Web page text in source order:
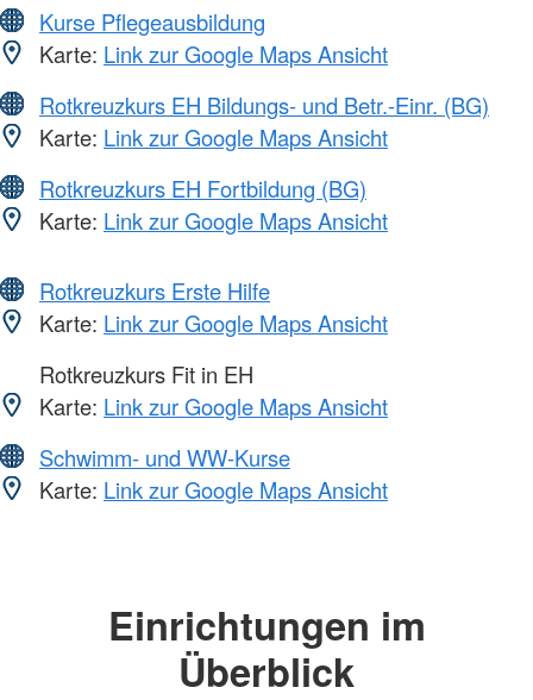
Kurse Pflegeausbildung
Karte: Link zur Google Maps Ansicht
Rotkreuzkurs EH Bildungs- und Betr.-Einr. (BG)
Karte: Link zur Google Maps Ansicht
Rotkreuzkurs EH Fortbildung (BG)
Karte: Link zur Google Maps Ansicht
Rotkreuzkurs Erste Hilfe
Karte: Link zur Google Maps Ansicht
Rotkreuzkurs Fit in EH
Karte: Link zur Google Maps Ansicht
Schwimm- und WW-Kurse
Karte: Link zur Google Maps Ansicht
Einrichtungen im
Überblick